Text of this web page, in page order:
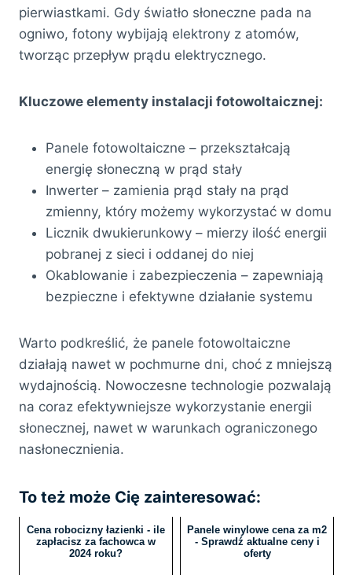
pierwiastkami. Gdy światło słoneczne pada na
ogniwo, fotony wybijają elektrony z atomów,
tworząc przepływ prądu elektrycznego.
Kluczowe elementy instalacji fotowoltaicznej:
Panele fotowoltaiczne – przekształcają
energię słoneczną w prąd stały
Inwerter – zamienia prąd stały na prąd
zmienny, który możemy wykorzystać w domu
Licznik dwukierunkowy – mierzy ilość energii
pobranej z sieci i oddanej do niej
Okablowanie i zabezpieczenia – zapewniają
bezpieczne i efektywne działanie systemu
Warto podkreślić, że panele fotowoltaiczne
działają nawet w pochmurne dni, choć z mniejszą
wydajnością. Nowoczesne technologie pozwalają
na coraz efektywniejsze wykorzystanie energii
słonecznej, nawet w warunkach ograniczonego
nasłonecznienia.
To też może Cię zainteresować:
Cena robocizny łazienki - ile
zapłacisz za fachowca w
2024 roku?
Panele winylowe cena za m2
- Sprawdź aktualne ceny i
oferty